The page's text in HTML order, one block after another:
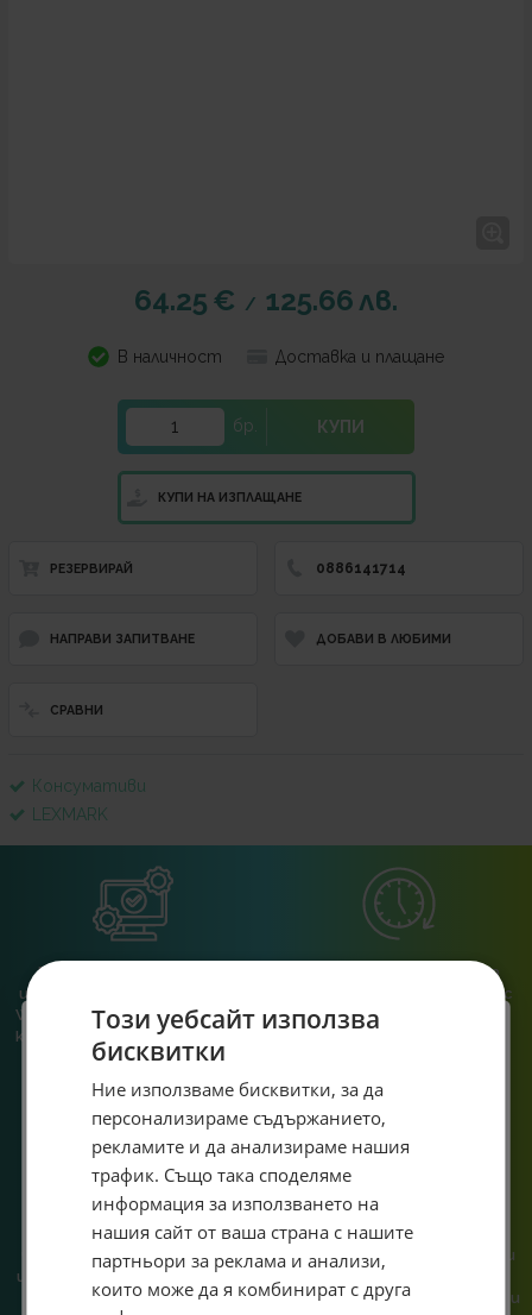
64.25 € / 125.66лв.
В наличност Доставка и плащане
бр. КУПИ
КУПИ НА ИЗПЛАЩАНЕ
РЕЗЕРВИРАЙ 0886141714
НАПРАВИ ЗАПИТВАНЕ ДОБАВИ В ЛЮБИМИ
СРАВНИ
Консумативи
LEXMARK
Безплатно сглобяване,
инсталиран и конфигуриран
Windows 11 Pro, ъпдейтнат и
конфигуриран BIOS към всяка
пълна компютърна
Работим до 20:00 ч, за да
можеш да се свържеш с нас
след работа или училище.
При нас говориш с реален
човек, не с чатбот, когато
имаш нужда от консултация
или справяне с проблем.
Сглобяваме, поддържаме и
обслужваме. Като магазин и
сервиз на едно място
гарантираме бърза реакция и
Този уебсайт използва
бисквитки
Ние използваме бисквитки, за да
персонализираме съдържанието,
рекламите и да анализираме нашия
трафик. Също така споделяме
информация за използването на
нашия сайт от ваша страна с нашите
партньори за реклама и анализи,
които може да я комбинират с друга
Специален подарък за
теб!
Абонирай се за ексклузивни седмични оферти и
специални предложения само за теб като
въведеш само email адрес и получи отстъпка от
първата ти поръчка.
Email